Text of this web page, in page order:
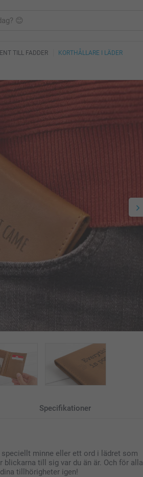
TILL FADDER KORTHÅLLARE I LÄDER
Specifikationer
minne eller ett ord i lädret som
till sig var du än är. Och för alla
tillhörigheter igen!